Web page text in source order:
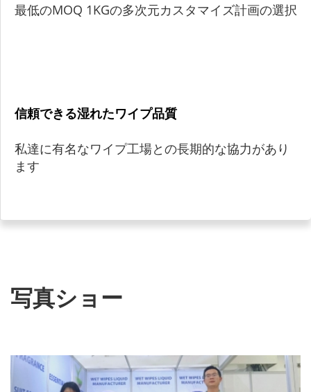
最低のMOQ 1KGの多次元カスタマイズ計画の選択
信頼できる湿れたワイプ品質
私達に有名なワイプ工場との長期的な協力があり
ます
写真ショー